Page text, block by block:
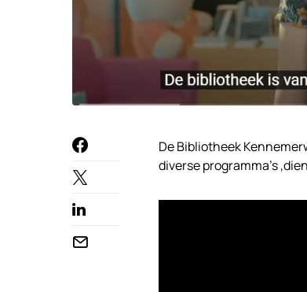
De Bibliotheek
diverse programma’s